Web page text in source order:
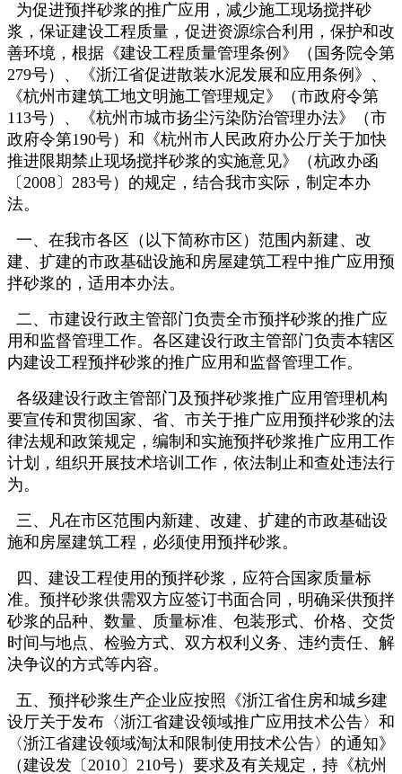
为促进预拌砂浆的推广应用，减少施工现场搅拌砂
浆，保证建设工程质量，促进资源综合利用，保护和改
善环境，根据《建设工程质量管理条例》（国务院令第
279号）、《浙江省促进散装水泥发展和应用条例》、
《杭州市建筑工地文明施工管理规定》（市政府令第
113号）、《杭州市城市扬尘污染防治管理办法》（市
政府令第190号）和《杭州市人民政府办公厅关于加快
推进限期禁止现场搅拌砂浆的实施意见》（杭政办函
〔2008〕283号）的规定，结合我市实际，制定本办
法。
一、在我市各区（以下简称市区）范围内新建、改
建、扩建的市政基础设施和房屋建筑工程中推广应用预
拌砂浆的，适用本办法。
二、市建设行政主管部门负责全市预拌砂浆的推广应
用和监督管理工作。各区建设行政主管部门负责本辖区
内建设工程预拌砂浆的推广应用和监督管理工作。
各级建设行政主管部门及预拌砂浆推广应用管理机构
要宣传和贯彻国家、省、市关于推广应用预拌砂浆的法
律法规和政策规定，编制和实施预拌砂浆推广应用工作
计划，组织开展技术培训工作，依法制止和查处违法行
为。
三、凡在市区范围内新建、改建、扩建的市政基础设
施和房屋建筑工程，必须使用预拌砂浆。
四、建设工程使用的预拌砂浆，应符合国家质量标
准。预拌砂浆供需双方应签订书面合同，明确采供预拌
砂浆的品种、数量、质量标准、包装形式、价格、交货
时间与地点、检验方式、双方权利义务、违约责任、解
决争议的方式等内容。
五、预拌砂浆生产企业应按照《浙江省住房和城乡建
设厅关于发布〈浙江省建设领域推广应用技术公告〉和
〈浙江省建设领域淘汰和限制使用技术公告〉的通知》
（建设发〔2010〕210号）要求及有关规定，持《杭州